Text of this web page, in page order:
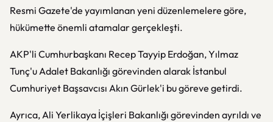
Resmi Gazete'de yayımlanan yeni düzenlemelere göre,
hükümette önemli atamalar gerçekleşti.
AKP'li Cumhurbaşkanı Recep Tayyip Erdoğan, Yılmaz
Tunç'u Adalet Bakanlığı görevinden alarak İstanbul
Cumhuriyet Başsavcısı Akın Gürlek'i bu göreve getirdi.
Ayrıca, Ali Yerlikaya İçişleri Bakanlığı görevinden ayrıldı ve